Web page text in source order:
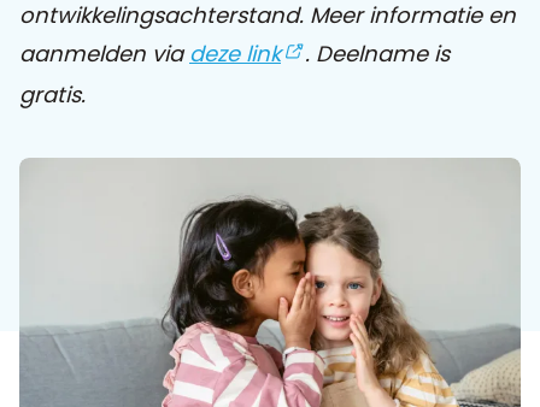
ontwikkelingsachterstand. Meer informatie en
aanmelden viadeze link
. Deelname is
gratis.